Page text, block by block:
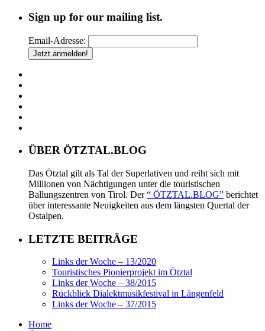
Sign up for our mailing list.
Email-Adresse:
ÜBER ÖTZTAL.BLOG
Das Ötztal gilt als Tal der Superlativen und reiht sich mit
Millionen von Nächtigungen unter die touristischen
Ballungszentren von Tirol. Der“ ÖTZTAL.BLOG” berichtet
über interessante Neuigkeiten aus dem längsten Quertal der
Ostalpen.
LETZTE BEITRÄGE
Links der Woche – 13/2020
Touristisches Pionierprojekt im Ötztal
Links der Woche – 38/2015
Rückblick Dialektmusikfestival in Längenfeld
Links der Woche – 37/2015
Home